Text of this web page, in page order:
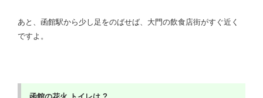
あと、函館駅から少し足をのばせば、大門の飲食店街がすぐ近く
ですよ。